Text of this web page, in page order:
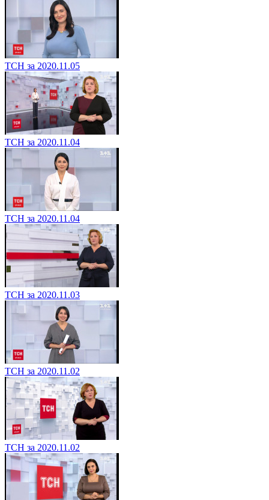
ТСН за 2020.11.05
ТСН за 2020.11.04
ТСН за 2020.11.04
ТСН за 2020.11.03
ТСН за 2020.11.02
ТСН за 2020.11.02